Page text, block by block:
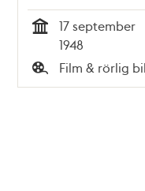
17 september
1948
Typ
Film & rörlig